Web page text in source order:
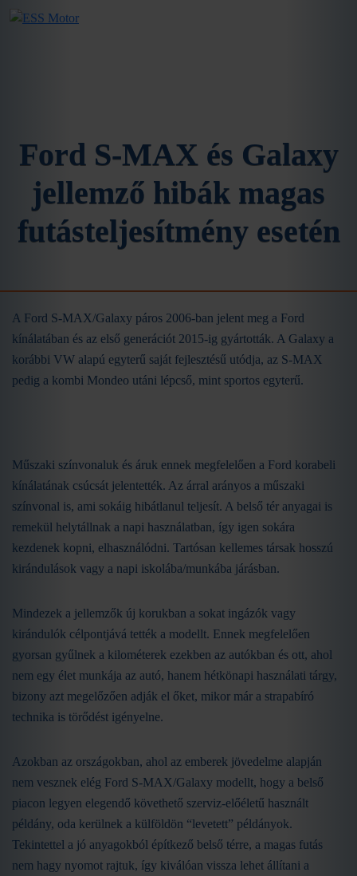
Ford S-MAX és Galaxy
jellemző hibák magas
futásteljesítmény esetén
A Ford S-MAX/Galaxy páros 2006-ban jelent meg a Ford
kínálatában és az első generációt 2015-ig gyártották. A Galaxy a
korábbi VW alapú egyterű saját fejlesztésű utódja, az S-MAX
pedig a kombi Mondeo utáni lépcső, mint sportos egyterű.
Műszaki színvonaluk és áruk ennek megfelelően a Ford korabeli
kínálatának csúcsát jelentették. Az árral arányos a műszaki
színvonal is, ami sokáig hibátlanul teljesít. A belső tér anyagai is
remekül helytállnak a napi használatban, így igen sokára
kezdenek kopni, elhasználódni. Tartósan kellemes társak hosszú
kirándulások vagy a napi iskolába/munkába járásban.
Mindezek a jellemzők új korukban a sokat ingázók vagy
kirándulók célpontjává tették a modellt. Ennek megfelelően
gyorsan gyűlnek a kilométerek ezekben az autókban és ott, ahol
nem egy élet munkája az autó, hanem hétkönapi használati tárgy,
bizony azt megelőzően adják el őket, mikor már a strapabíró
technika is törődést igényelne.
Azokban az országokban, ahol az emberek jövedelme alapján
nem vesznek elég Ford S-MAX/Galaxy modellt, hogy a belső
piacon legyen elegendő követhető szerviz-előéletű használt
példány, oda kerülnek a külföldön “levetett” példányok.
Tekintettel a jó anyagokból építkező belső térre, a magas futás
nem hagy nyomot rajtuk, így kiválóan vissza lehet állítani a